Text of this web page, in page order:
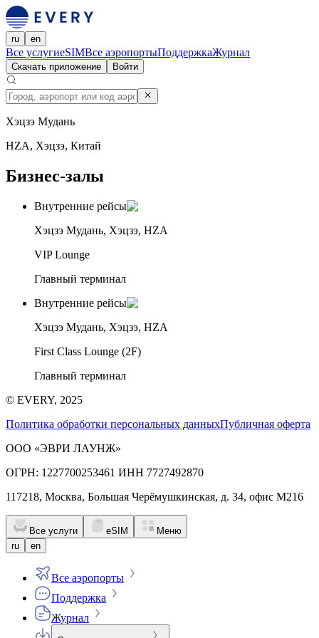
ru en
Все услугиeSIMВсе аэропортыПоддержкаЖурнал
Скачать приложение Войти
Хэцзэ Мудань
HZA, Хэцзэ, Китай
Бизнес-залы
Внутренние рейсы
Хэцзэ Мудань, Хэцзэ, HZA
VIP Lounge
Главный терминал
Внутренние рейсы
Хэцзэ Мудань, Хэцзэ, HZA
First Class Lounge (2F)
Главный терминал
© EVERY, 2025
Политика обработки персональных данныхПубличная оферта
ООО «ЭВРИ ЛАУНЖ»
ОГРН: 1227700253461 ИНН 7727492870
117218, Москва, Большая Черёмушкинская, д. 34, офис М216
Все услуги eSIM
Меню
ru
en
Все аэропорты
Поддержка
Журнал